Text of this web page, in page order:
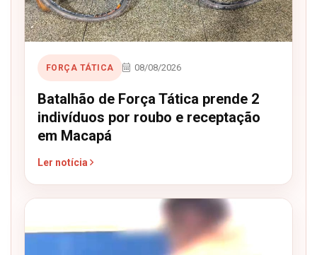
FORÇA TÁTICA 08/08/2026
Batalhão de Força Tática prende 2
indivíduos por roubo e receptação
em Macapá
Ler notícia